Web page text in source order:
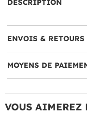
DESCRIPTION
ENVOIS & RETOURS
MOYENS DE
VOUS AIMEREZ